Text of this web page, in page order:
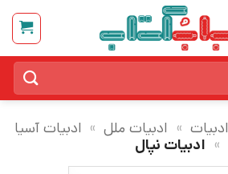
ادبیات » ادبیات ملل » ادبیات آسیا
» ادبیات نپال